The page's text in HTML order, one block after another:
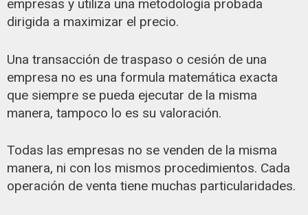
empresas y utiliza una metodología probada
dirigida a maximizar el precio.
Una transacción de traspaso o cesión de una
empresa no es una formula matemática exacta
que siempre se pueda ejecutar de la misma
manera, tampoco lo es su valoración.
Todas las empresas no se venden de la misma
manera, ni con los mismos procedimientos. Cada
operación de venta tiene muchas particularidades.